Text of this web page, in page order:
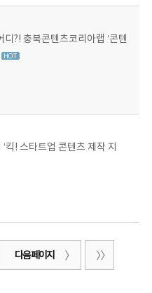
?! 충북콘텐츠코리아랩 ‘콘텐
킥! 스타트업 콘텐츠 제작 지
다음 페이지